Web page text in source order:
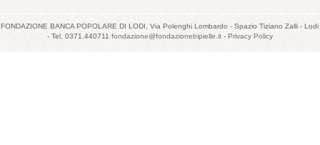
FONDAZIONE BANCA POPOLARE DI LODI, Via Polenghi Lombardo - Spazio Tiziano Zalli - Lodi
- Tel. 0371.440711 fondazione@fondazionebipielle.it - Privacy Policy